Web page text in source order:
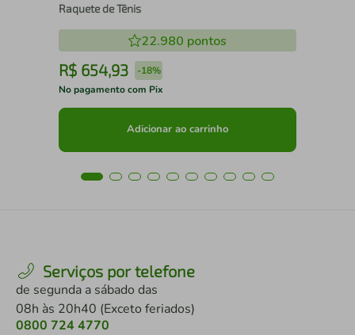
Raquete de Tênis
22.980 pontos
R$ 654,93 -18%
No pagamento com Pix
Adicionar ao carrinho
Serviços por telefone
de segunda a sábado das
08h às 20h40 (Exceto feriados)
0800 724 4770